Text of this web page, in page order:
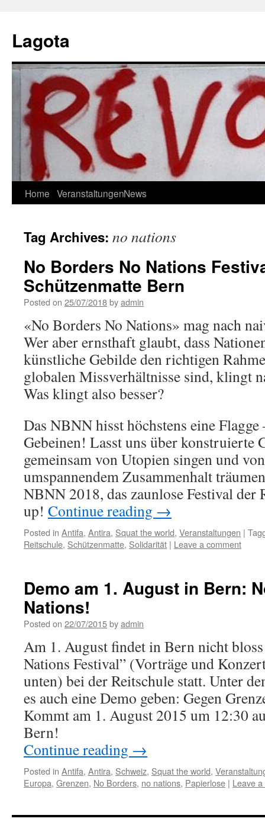
content
Lagota
Home VeranstaltungenNews
Tag Archives: no nations
No Borders No Nations
Schützenmatte Bern
Posted on 25/07/2018byadmin
«No Borders No Nations» mag nach
Wer aber ernsthaft glaubt, dass
künstliche Gebilde den richtigen
globalen Missverhältnisse sind, klingt
Was klingt also besser?
Das NBNN hisst höchstens eine
Gebeinen! Lasst uns über konstruierte
gemeinsam von Utopien singen und
umspannendem Zusammenhalt
NBNN 2018, das zaunlose Festival der
up! Continue reading →
Posted in Antifa, Antira, Squat the world, Veranstaltungen |
Reitschule, Schützenmatte, Solidarität | Leave a comment
Demo am 1. August in Bern:
Nations!
Posted on 22/07/2015byadmin
Am 1. August findet in Bern nicht
Nations Festival” (Vorträge und
unten) bei der Reitschule statt. Unter
es auch eine Demo geben: Gegen
Kommt am 1. August 2015 um 12:30
Bern!
Continue reading →
Posted in Antifa, Antira, Schweiz, Squat the world,
Europa, Grenzen, No Borders, no nations, Papierlose | Leave